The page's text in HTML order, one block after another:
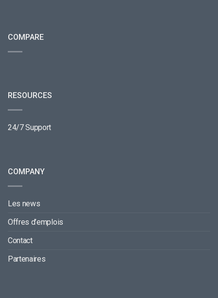
COMPARE
RESOURCES
24/7 Support
COMPANY
Les news
Offres d’emplois
Contact
Partenaires